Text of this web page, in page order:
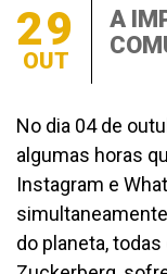
29
OUT
A
No dia 04 de
algumas horas
Instagram e
do planeta,